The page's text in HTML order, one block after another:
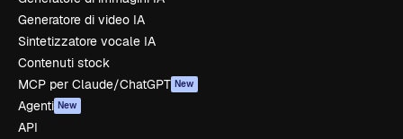
Generatore di video IA
Sintetizzatore vocale IA
Contenuti stock
MCP per Claude/ChatGPT New
Agenti New
API